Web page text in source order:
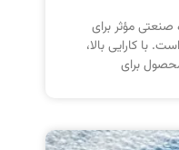
۵۰۸ یک ماده صنعتی مؤثر برای
با کارایی بالا،
برای